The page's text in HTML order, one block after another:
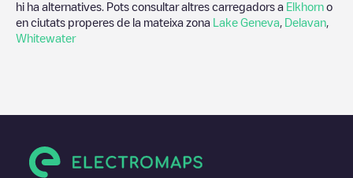
hi ha alternatives. Pots consultar altres carregadors a Elkhorn o
en ciutats properes de la mateixa zona Lake Geneva Delavan
Whitewater